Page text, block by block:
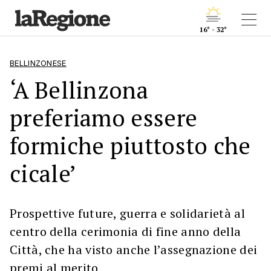
16° - 32°
BELLINZONESE
‘A Bellinzona
preferiamo essere
formiche piuttosto che
cicale’
Prospettive future, guerra e solidarietà al
centro della cerimonia di fine anno della
Città, che ha visto anche l’assegnazione dei
premi al merito